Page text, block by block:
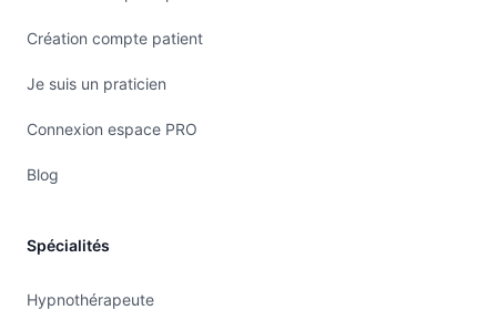
Création compte patient
Je suis un praticien
Connexion espace PRO
Blog
Spécialités
Hypnothérapeute